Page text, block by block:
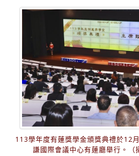
113學年度有蓮獎學金頒獎典禮於12
謙國際會議中心有蓮廳舉行。（